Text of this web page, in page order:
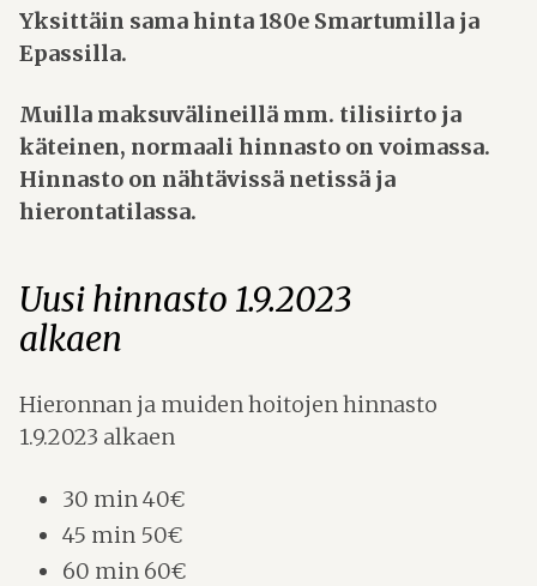
Yksittäin sama hinta 180e Smartumilla ja
Epassilla.
Muilla maksuvälineillä mm. tilisiirto ja
käteinen, normaali hinnasto on voimassa.
Hinnasto on nähtävissä netissä ja
hierontatilassa.
Uusi hinnasto 1.9.2023
alkaen
Hieronnan ja muiden hoitojen hinnasto
1.9.2023 alkaen
30 min 40€
45 min 50€
60 min 60€